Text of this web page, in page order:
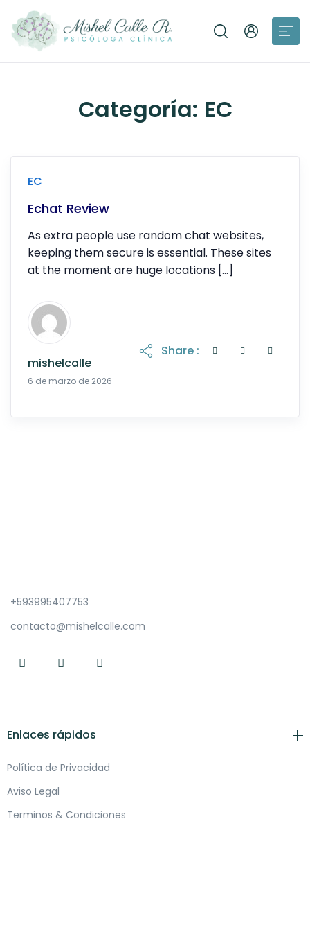
Categoría: EC
EC
Echat Review
As extra people use random chat websites,
keeping them secure is essential. These sites
at the moment are huge locations […]
mishelcalle
6 de marzo de 2026
Share :
+593995407753
contacto@mishelcalle.com
Enlaces rápidos
Política de Privacidad
Aviso Legal
Terminos & Condiciones